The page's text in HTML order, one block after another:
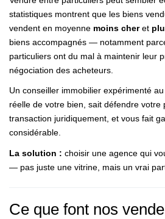
statistiques montrent que les biens
vendent en moyenne moins cheret
biens accompagnés — notamment
particuliers ont du mal à maintenir leur
négociation des acheteurs.
Un conseiller immobilier expérimenté
réelle de votre bien, sait défendre votre
transaction juridiquement, et vous fait
considérable.
La solution : choisir une agence qui
— pas juste une vitrine, mais un vrai
Ce que font nos